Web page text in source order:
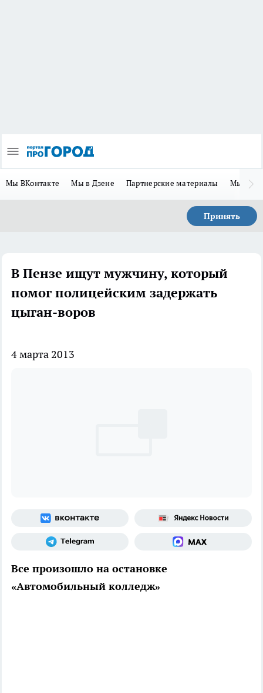
Мы ВКонтакте Мы в Дзене Партнерские материалы Мы в
Принять
В Пензе ищут мужчину, который
помог полицейским задержать
цыган-воров
4 марта 2013
Все произошло на остановке
«Автомобильный колледж»